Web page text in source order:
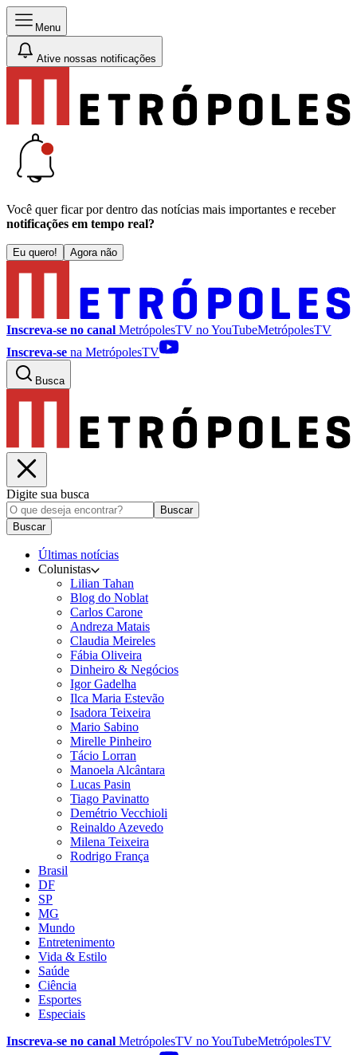
Menu
Ative nossas notificações
Você quer ficar por dentro das notícias mais importantes e receber
notificações em tempo real?
Eu quero! Agora não
Inscreva-se no canal MetrópolesTV noYouTubeMetrópolesTV
Inscreva-se na MetrópolesTV
Busca
Digite sua busca
Buscar
Buscar
Últimas notícias
Colunistas
Lilian Tahan
Blog do Noblat
Carlos Carone
Andreza Matais
Claudia Meireles
Fábia Oliveira
Dinheiro & Negócios
Igor Gadelha
Ilca Maria Estevão
Isadora Teixeira
Mario Sabino
Mirelle Pinheiro
Tácio Lorran
Manoela Alcântara
Lucas Pasin
Tiago Pavinatto
Demétrio Vecchioli
Reinaldo Azevedo
Milena Teixeira
Rodrigo França
Brasil
DF
SP
MG
Mundo
Entretenimento
Vida & Estilo
Saúde
Ciência
Esportes
Especiais
Inscreva-se no canal MetrópolesTV noYouTubeMetrópolesTV